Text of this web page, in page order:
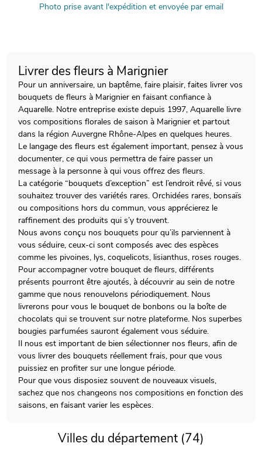
Photo prise avant l'expédition et envoyée par email
Livrer des fleurs à Marignier
Pour un anniversaire, un baptême, faire plaisir, faites livrer vos
bouquets de fleurs à Marignier en faisant confiance à
Aquarelle. Notre entreprise existe depuis 1997, Aquarelle livre
vos compositions florales de saison à Marignier et partout
dans la région Auvergne Rhône-Alpes en quelques heures.
Le langage des fleurs est également important, pensez à vous
documenter, ce qui vous permettra de faire passer un
message à la personne à qui vous offrez des fleurs.
La catégorie “bouquets d’exception” est l’endroit rêvé, si vous
souhaitez trouver des variétés rares. Orchidées rares, bonsaïs
ou compositions hors du commun, vous apprécierez le
raffinement des produits qui s’y trouvent.
Nous avons conçu nos bouquets pour qu’ils parviennent à
vous séduire, ceux-ci sont composés avec des espèces
comme les pivoines, lys, coquelicots, lisianthus, roses rouges.
Pour accompagner votre bouquet de fleurs, différents
présents pourront être ajoutés, à découvrir au sein de notre
gamme que nous renouvelons périodiquement. Nous
livrerons pour vous le bouquet de bonbons ou la boîte de
chocolats qui se trouvent sur notre plateforme. Nos superbes
bougies parfumées sauront également vous séduire.
Il nous est important de bien sélectionner nos fleurs, afin de
vous livrer des bouquets réellement frais, pour que vous
puissiez en profiter sur une longue période.
Pour que vous disposiez souvent de nouveaux visuels,
sachez que nos changeons nos compositions en fonction des
saisons, en faisant varier les espèces.
Villes du département (74)